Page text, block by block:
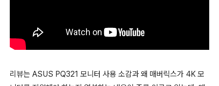
리뷰는 ASUS PQ321 모니터 사용 소감과 왜 매버릭스가 4K 모